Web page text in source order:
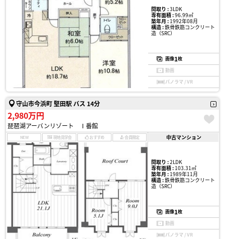
間取り :3LDK
専有面積 :96.99㎡
築年月 :1992年08月
構造 :鉄骨鉄筋コンクリート
造（SRC）
画像1枚
動画
パノラマ / VR
守山市今浜町 堅田駅 バス 14分
2,980万円
琵琶湖アーバンリゾート Ⅰ番館
NEW 現地見学会 おすすめ 会員限定 中古マンション
間取り :2LDK
専有面積 :103.31㎡
築年月 :1989年11月
構造 :鉄骨鉄筋コンクリート
造（SRC）
画像1枚
動画
パノラマ / VR